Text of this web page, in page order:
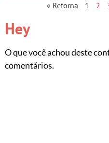
« Retorna 1 2
Hey
O que você achou deste
comentários.